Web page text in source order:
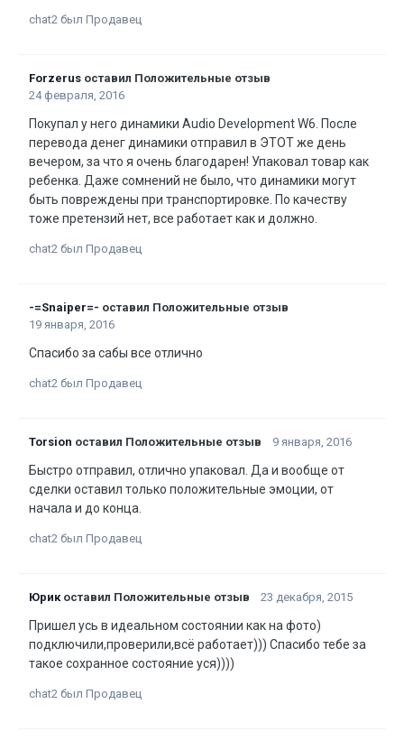
chat2 был Продавец
Forzerus оставил Положительные отзыв
24 февраля, 2016
Покупал у него динамики Audio Development W6. После
перевода денег динамики отправил в ЭТОТ же день
вечером, за что я очень благодарен! Упаковал товар как
ребенка. Даже сомнений не было, что динамики могут
быть повреждены при транспортировке. По качеству
тоже претензий нет, все работает как и должно.
chat2 был Продавец
-=Snaiper=- оставил Положительные отзыв
19 января, 2016
Спасибо за сабы все отлично
chat2 был Продавец
Torsion оставил Положительные отзыв 9 января, 2016
Быстро отправил, отлично упаковал. Да и вообще от
сделки оставил только положительные эмоции, от
начала и до конца.
chat2 был Продавец
Юрикоставил Положительные отзыв 23 декабря, 2015
Пришел усь в идеальном состоянии как на фото)
подключили,проверили,всё работает))) Спасибо тебе за
такое сохранное состояние уся))))
chat2 был Продавец